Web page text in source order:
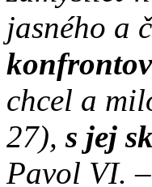
jasného a
chcel a
27),s jej
Pavol VI. –